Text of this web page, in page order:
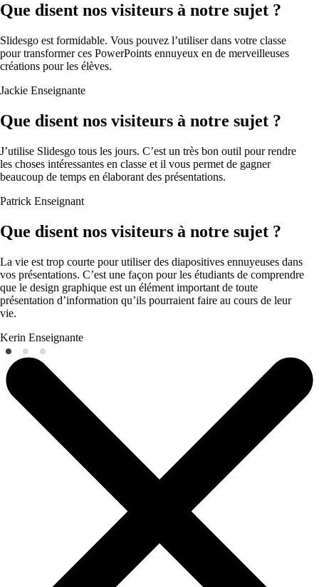
Que disent nos visiteurs à notre sujet ?
Slidesgo est formidable. Vous pouvez l’utiliser dans votre classe
pour transformer ces PowerPoints ennuyeux en de merveilleuses
créations pour les élèves.
Jackie Enseignante
Que disent nos visiteurs à notre sujet ?
J’utilise Slidesgo tous les jours. C’est un très bon outil pour rendre
les choses intéressantes en classe et il vous permet de gagner
beaucoup de temps en élaborant des présentations.
Patrick Enseignant
Que disent nos visiteurs à notre sujet ?
La vie est trop courte pour utiliser des diapositives ennuyeuses dans
vos présentations. C’est une façon pour les étudiants de comprendre
que le design graphique est un élément important de toute
présentation d’information qu’ils pourraient faire au cours de leur
vie.
Kerin Enseignante